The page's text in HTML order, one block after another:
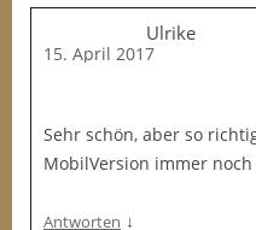
Ulrike
15. April 2017
Sehr schön, aber so
MobilVersion immer
Antworten ↓